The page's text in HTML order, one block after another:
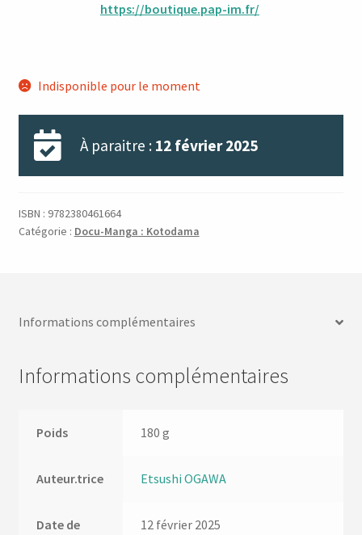
https://boutique.pap-im.fr/
Indisponible pour le moment
À paraitre : 12 février 2025
ISBN : 9782380461664
Catégorie : Docu-Manga : Kotodama
Informations complémentaires
Informations complémentaires
Poids 180 g
Auteur.trice Etsushi OGAWA
Date de
12 février 2025